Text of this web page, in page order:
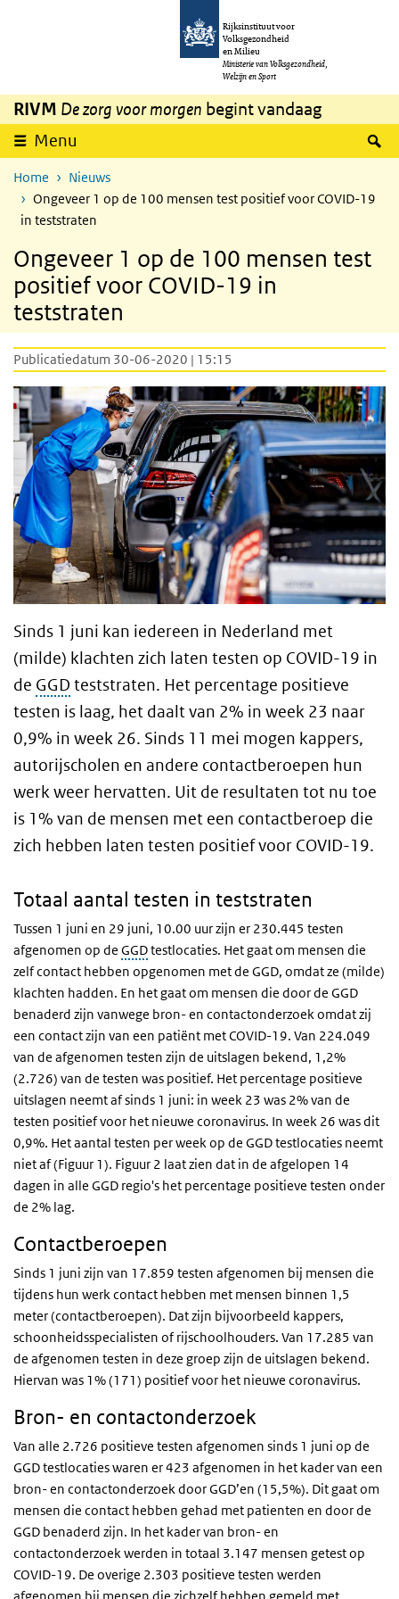
Overslaan en naar de inhoud gaan
Rijksinstituut voor
Volksgezondheid
en Milieu
Ministerie van Volksgezondheid,
Welzijn en Sport
RIVM De zorg voor morgen begint vandaag
Menu
Home
Nieuws
Ongeveer 1 op de 100 mensen test positief voor COVID-19
in teststraten
Ongeveer 1 op de 100 mensen test
positief voor COVID-19 in
teststraten
Publicatiedatum 30-06-2020 | 15:15
Sinds 1 juni kan iedereen in Nederland met
(milde) klachten zich laten testen op COVID-19 in
de GGD teststraten. Het percentage positieve
testen is laag, het daalt van 2% in week 23 naar
0,9% in week 26. Sinds 11 mei mogen kappers,
autorijscholen en andere contactberoepen hun
werk weer hervatten. Uit de resultaten tot nu toe
is 1% van de mensen met een contactberoep die
zich hebben laten testen positief voor COVID-19.
Totaal aantal testen in teststraten
Tussen 1 juni en 29 juni, 10.00 uur zijn er 230.445 testen
afgenomen op de GGDtestlocaties. Het gaat om mensen die
zelf contact hebben opgenomen met de GGD, omdat ze (milde)
klachten hadden. En het gaat om mensen die door de GGD
benaderd zijn vanwege bron- en contactonderzoek omdat zij
een contact zijn van een patiënt met COVID-19. Van 224.049
van de afgenomen testen zijn de uitslagen bekend, 1,2%
(2.726) van de testen was positief. Het percentage positieve
uitslagen neemt af sinds 1 juni: in week 23 was 2% van de
testen positief voor het nieuwe coronavirus. In week 26 was dit
0,9%. Het aantal testen per week op de GGD testlocaties neemt
niet af (Figuur 1). Figuur 2 laat zien dat in de afgelopen 14
dagen in alle GGD regio's het percentage positieve testen onder
de 2% lag.
Contactberoepen
Sinds 1 juni zijn van 17.859 testen afgenomen bij mensen die
tijdens hun werk contact hebben met mensen binnen 1,5
meter (contactberoepen). Dat zijn bijvoorbeeld kappers,
schoonheidsspecialisten of rijschoolhouders. Van 17.285 van
de afgenomen testen in deze groep zijn de uitslagen bekend.
Hiervan was 1% (171) positief voor het nieuwe coronavirus.
Bron- en contactonderzoek
Van alle 2.726 positieve testen afgenomen sinds 1 juni op de
GGD testlocaties waren er 423 afgenomen in het kader van een
bron- en contactonderzoek door GGD’en (15,5%). Dit gaat om
mensen die contact hebben gehad met patienten en door de
GGD benaderd zijn. In het kader van bron- en
contactonderzoek werden in totaal 3.147 mensen getest op
COVID-19. De overige 2.303 positieve testen werden